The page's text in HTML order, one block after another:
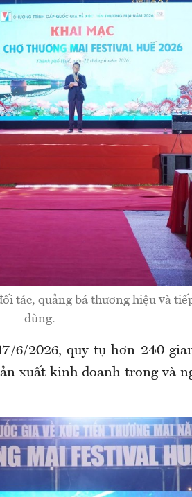
tác, quảng bá thương hiệu và
dùng.
6/2026, quy tụ hơn 240
xuất kinh doanh trong và